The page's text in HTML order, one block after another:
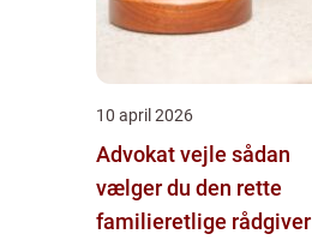
10 april 2026
Advokat vejle sådan
vælger du den rette
familieretlige rådgiver